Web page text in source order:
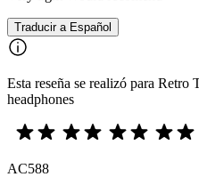
Traducir a Español
Esta reseña se realizó para
headphones
AC588